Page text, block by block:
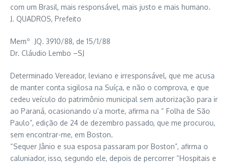
com um Brasil, mais responsável, mais justo e mais humano.
J. QUADROS, Prefeito
Memº JQ. 3910/88, de 15/1/88
Dr. Cláudio Lembo –SJ
Determinado Vereador, leviano e irresponsável, que me acusa
de manter conta sigilosa na Suíça, e não o comprova, e que
cedeu veículo do patrimônio municipal sem autorização para ir
ao Paraná, ocasionando u’a morte, afirma na “ Folha de São
Paulo”, edição de 24 de dezembro passado, que me procurou,
sem encontrar-me, em Boston.
“Sequer Jânio e sua esposa passaram por Boston”, afirma o
caluniador, isso, segundo ele, depois de percorrer “Hospitais e